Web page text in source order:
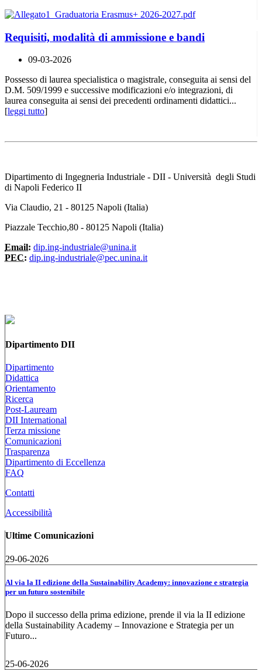
Requisiti, modalità di ammissione e bandi
09-03-2026
Possesso di laurea specialistica o magistrale, conseguita ai sensi del
D.M. 509/1999 e successive modificazioni e/o integrazioni, di
laurea conseguita ai sensi dei precedenti ordinamenti didattici...
[leggi tutto]
Dipartimento di Ingegneria Industriale - DII - Università degli Studi
di Napoli Federico II
Via Claudio, 21 - 80125 Napoli (Italia)
Piazzale Tecchio,80 - 80125 Napoli (Italia)
Email: dip.ing-industriale@unina.it
PEC: dip.ing-industriale@pec.unina.it
Dipartimento DII
Dipartimento
Didattica
Orientamento
Ricerca
Post-Lauream
DII International
Terza missione
Comunicazioni
Trasparenza
Dipartimento di Eccellenza
FAQ
Contatti
Accessibilità
Ultime Comunicazioni
29-06-2026
Al via la II edizione della Sustainability Academy: innovazione e strategia
per un futuro sostenibile
Dopo il successo della prima edizione, prende il via la II edizione
della Sustainability Academy – Innovazione e Strategia per un
Futuro...
25-06-2026